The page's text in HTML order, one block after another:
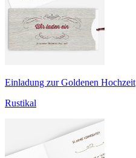
Einladung zur Goldenen Hochzeit
Rustikal